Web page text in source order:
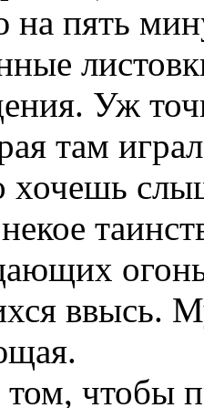
пять
Уж
там
хочешь
ввысь.
чтобы